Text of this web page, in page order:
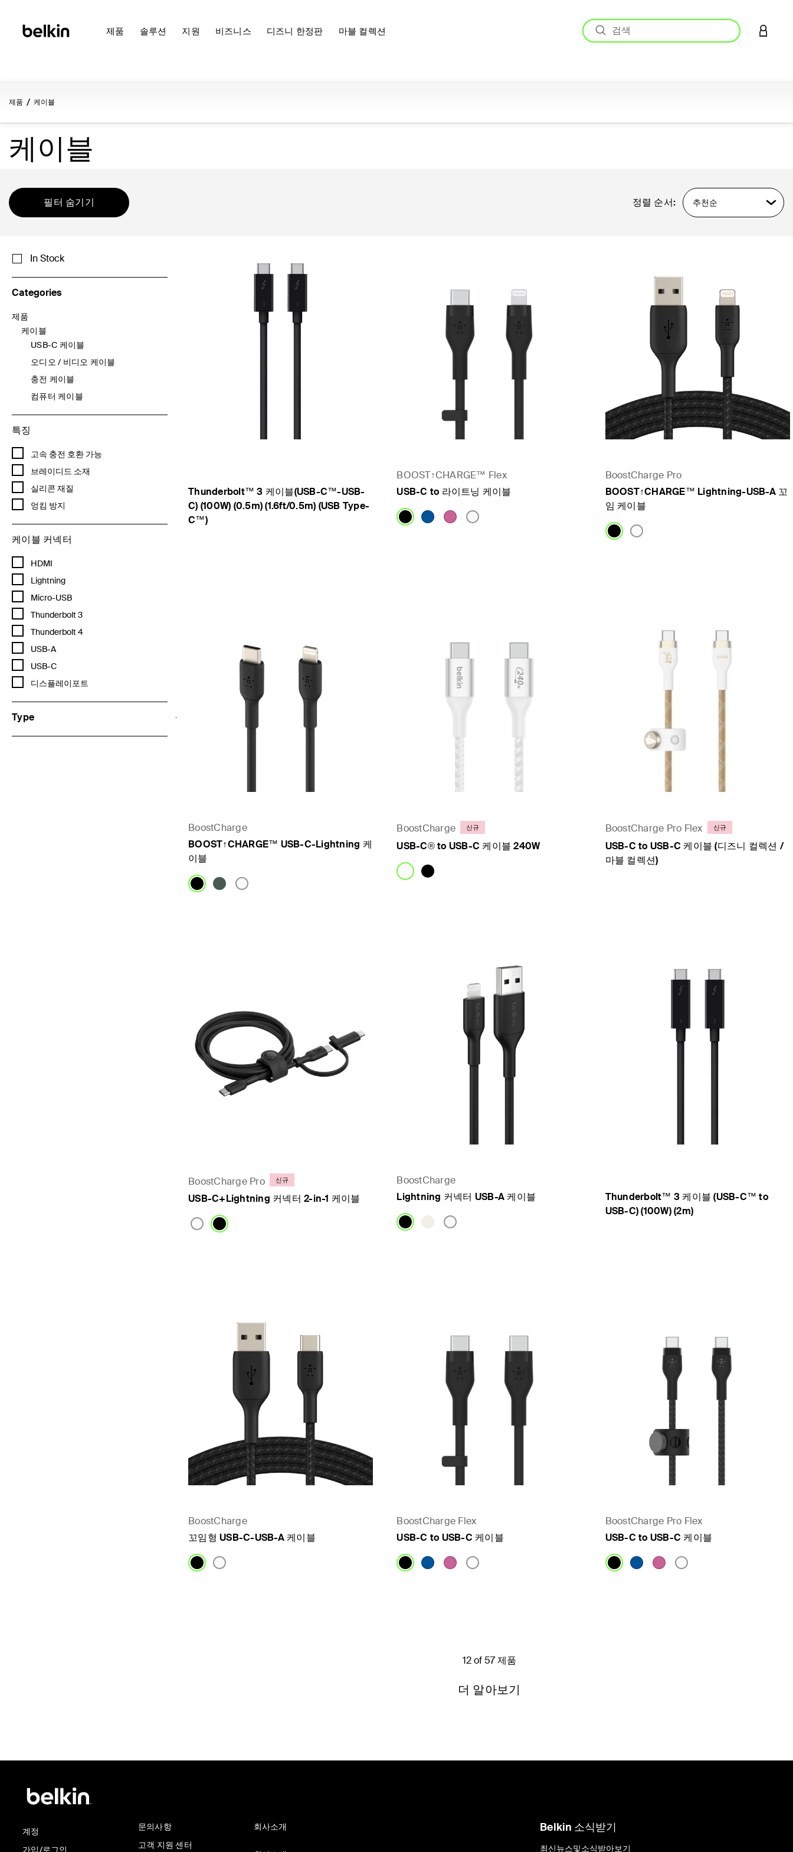
제품 솔루션 지원 비즈니스 디즈니 한정판 마블 컬렉션 LOGIN
제품 케이블
케이블
필터 숨기기 정렬 순서: 추천순
In Stock
Categories
제품
Refine by Categories: 제품
케이블
선택됨 Currently Refined by Categories: 케이블
USB-C 케이블
Refine by Categories: USB-C 케이블
오디오 / 비디오 케이블
Refine by Categories: 오디오 / 비디오 케이블
충전 케이블
Refine by Categories: 충전 케이블
컴퓨터 케이블
Refine by Categories: 컴퓨터 케이블
특징
고속 충전 호환 가능
Refine by 특징: 고속 충전 호환 가능
브레이디드 소재
Refine by 특징: 브레이디드 소재
실리콘 재질
Refine by 특징: 실리콘 재질
엉킴 방지
Refine by 특징: 엉킴 방지
케이블 커넥터
HDMI
Refine by 케이블 커넥터: HDMI
Lightning
Refine by 케이블 커넥터: Lightning
Micro-USB
Refine by 케이블 커넥터: Micro-USB
Thunderbolt 3
Refine by 케이블 커넥터: Thunderbolt 3
Thunderbolt 4
Refine by 케이블 커넥터: Thunderbolt 4
USB-A
Refine by 케이블 커넥터: USB-A
USB-C
Refine by 케이블 커넥터: USB-C
디스플레이포트
Refine by 케이블 커넥터: 디스플레이포트
Type
Thunderbolt™ 3 케이블(USB-C™-USB-
C) (100W) (0.5m) (1.6ft/0.5m) (USB Type-
C™)
BOOST↑CHARGE™ Flex
USB-C to 라이트닝 케이블
BoostCharge Pro
BOOST↑CHARGE™ Lightning-USB-A 꼬
임 케이블
BoostCharge
BOOST↑CHARGE™ USB-C-Lightning 케
이블
BoostCharge 신규
USB-C® to USB-C 케이블 240W
BoostCharge Pro Flex 신규
USB-C to USB-C 케이블 (디즈니 컬렉션 /
마블 컬렉션)
BoostCharge Pro 신규
USB-C+Lightning 커넥터 2-in-1 케이블
BoostCharge
Lightning 커넥터 USB-A 케이블
Thunderbolt™ 3 케이블 (USB-C™ to
USB-C) (100W) (2m)
BoostCharge
꼬임형 USB-C-USB-A 케이블
BoostCharge Flex
USB-C to USB-C 케이블
BoostCharge Pro Flex
USB-C to USB-C 케이블
12 of 57 제품
더 알아보기
계정
가입/로그인
문의사항
고객 지원 센터
회사소개 Belkin 소식받기
최신뉴스및소식받아보기